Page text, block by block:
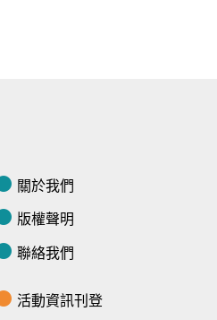
關於我們
版權聲明
聯絡我們
活動資訊刊登